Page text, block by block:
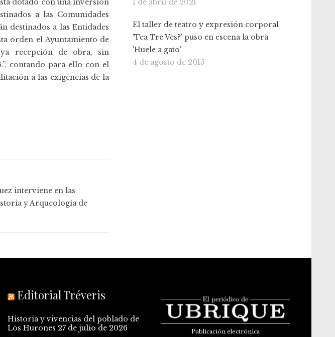
dotado con una inversión
a las Comunidades
destinados a las Entidades
orden el Ayuntamiento de
recepción de obra, sin
contando para ello con el
a las exigencias de la
interviene en las
y Arqueología de
1 de abril de 2021
El taller de teatro y expresión corporal
'Tea Tre Ves?' puso en escena la obra
'Huele a gato'
4 de agosto de 2015
Editorial Tréveris
Historia y vivencias del poblado de
Los Hurones 27 de julio de 2026
Publicación electrónica